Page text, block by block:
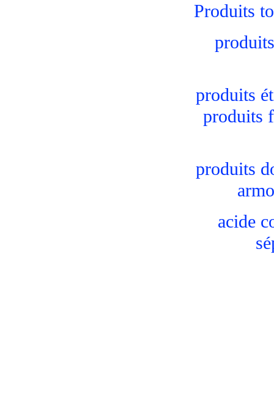
Produits
produits
produits
produits
acide